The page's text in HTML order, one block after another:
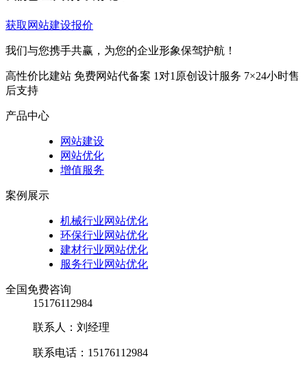
获取网站建设报价
我们与您携手共赢，为您的企业形象保驾护航！
高性价比建站 免费网站代备案 1对1原创设计服务 7×24小时售
后支持
产品中心
网站建设
网站优化
增值服务
案例展示
机械行业网站优化
环保行业网站优化
建材行业网站优化
服务行业网站优化
全国免费咨询
15176112984
联系人：刘经理
联系电话：15176112984